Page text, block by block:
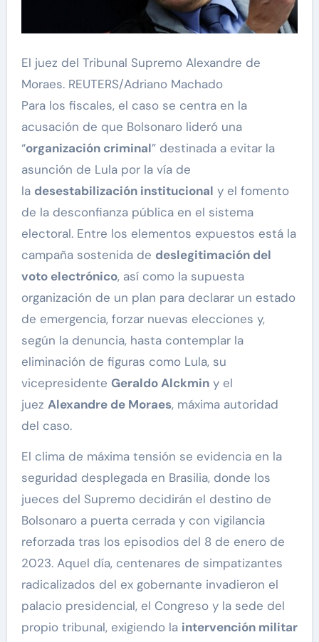
El juez del Tribunal Supremo Alexandre de
Moraes. REUTERS/Adriano Machado
Para los fiscales, el caso se centra en la
acusación de que Bolsonaro lideró una
“organización criminal” destinada a evitar la
asunción de Lula por la vía de
la desestabilización institucional y el fomento
de la desconfianza pública en el sistema
electoral. Entre los elementos expuestos está la
campaña sostenida de deslegitimación del
voto electrónico, así como la supuesta
organización de un plan para declarar un estado
de emergencia, forzar nuevas elecciones y,
según la denuncia, hasta contemplar la
eliminación de figuras como Lula, su
vicepresidente Geraldo Alckminy el
juez Alexandre de Moraes, máxima autoridad
del caso.
El clima de máxima tensión se evidencia en la
seguridad desplegada en Brasilia, donde los
jueces del Supremo decidirán el destino de
Bolsonaro a puerta cerrada y con vigilancia
reforzada tras los episodios del 8 de enero de
2023. Aquel día, centenares de simpatizantes
radicalizados del ex gobernante invadieron el
palacio presidencial, el Congreso y la sede del
propio tribunal, exigiendo la intervención militar